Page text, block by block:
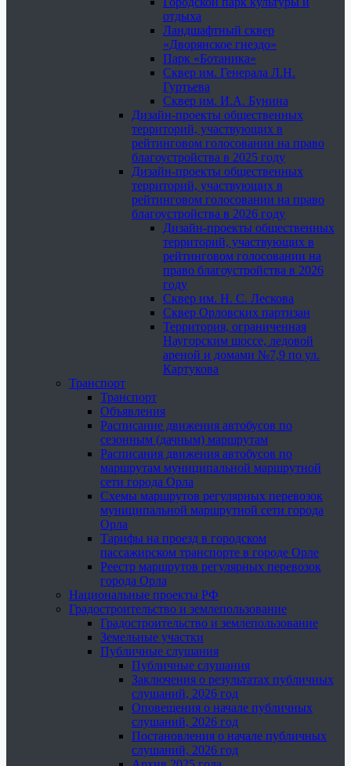
отдыха
Ландшафтный сквер
«Дворянское гнездо»
Парк «Ботаника»
Сквер им. Генерала Л.Н.
Гуртьева
Сквер им. И.А. Бунина
Дизайн-проекты общественных
территорий, участвующих в
рейтинговом голосовании на право
благоустройства в 2025 году
Дизайн-проекты общественных
территорий, участвующих в
рейтинговом голосовании на право
благоустройства в 2026 году
Дизайн-проекты общественных
территорий, участвующих в
рейтинговом голосовании на
право благоустройства в 2026
году
Сквер им. Н. С. Лескова
Сквер Орловских партизан
Территория, ограниченная
Наугорским шоссе, ледовой
ареной и домами №7,9 по ул.
Картукова
Транспорт
Транспорт
Объявления
Расписание движения автобусов по
сезонным (дачным) маршрутам
Расписания движения автобусов по
маршрутам муниципальной маршрутной
сети города Орла
Схемы маршрутов регулярных перевозок
муниципальной маршрутной сети города
Орла
Тарифы на проезд в городском
пассажирском транспорте в городе Орле
Реестр маршрутов регулярных перевозок
города Орла
Национальные проекты РФ
Градостроительство и землепользование
Градостроительство и землепользование
Земельные участки
Публичные слушания
Публичные слушания
Заключения о результатах публичных
слушаний, 2026 год
Оповещения о начале публичных
слушаний, 2026 год
Постановления о начале публичных
слушаний, 2026 год